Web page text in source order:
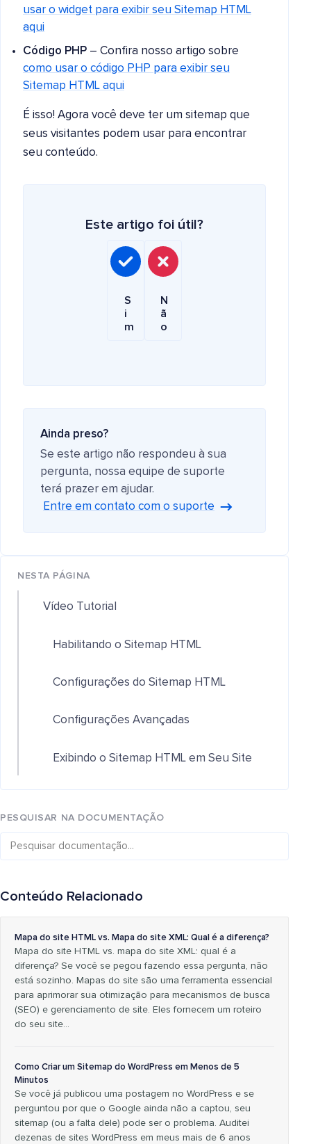
usar o widget para exibir seu Sitemap HTML
aqui
Código PHP – Confira nosso artigo sobre
como usar o código PHP para exibir seu
Sitemap HTML aqui
É isso! Agora você deve ter um sitemap que
seus visitantes podem usar para encontrar
seu conteúdo.
Este artigo foi útil?
S
i
m
N
ã
o
Ainda preso?
Se este artigo não respondeu à sua
pergunta, nossa equipe de suporte
terá prazer em ajudar.
Entre em contato com o suporte
NESTA PÁGINA
Vídeo Tutorial
Habilitando o Sitemap HTML
Configurações do Sitemap HTML
Configurações Avançadas
Exibindo o Sitemap HTML em Seu Site
PESQUISAR NA DOCUMENTAÇÃO
Conteúdo Relacionado
Mapa do site HTML vs. Mapa do site XML: Qual é a diferença?
Mapa do site HTML vs. mapa do site XML: qual é a
diferença? Se você se pegou fazendo essa pergunta, não
está sozinho. Mapas do site são uma ferramenta essencial
para aprimorar sua otimização para mecanismos de busca
(SEO) e gerenciamento de site. Eles fornecem um roteiro
do seu site...
Como Criar um Sitemap do WordPress em Menos de 5
Minutos
Se você já publicou uma postagem no WordPress e se
perguntou por que o Google ainda não a captou, seu
sitemap (ou a falta dele) pode ser o problema. Auditei
dezenas de sites WordPress em meus mais de 6 anos